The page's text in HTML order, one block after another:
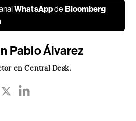
WhatsAppde Bloomberg
Pablo Álvarez
en Central Desk.